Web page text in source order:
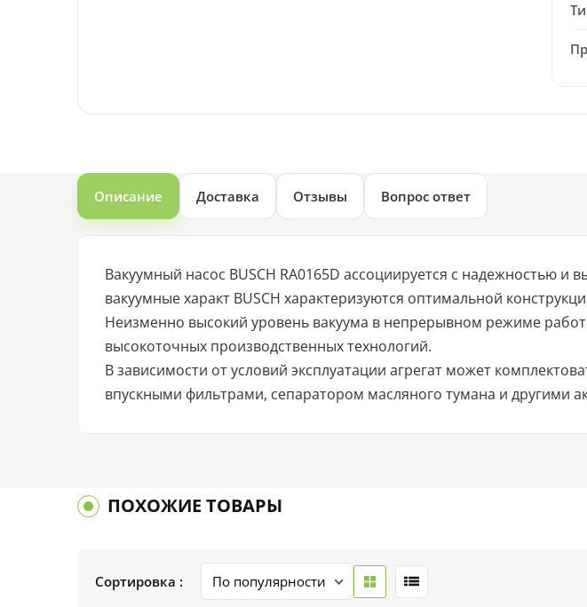
Описание Доставка Отзывы Вопрос ответ
Вакуумный насос BUSCH RA0165D ассоциируется с надежностью
вакуумные характ BUSCH характеризуются оптимальной
Неизменно высокий уровень вакуума в непрерывном режиме
высокоточных производственных технологий.
В зависимости от условий эксплуатации агрегат может
впускными фильтрами, сепаратором масляного тумана и другими
ПОХОЖИЕ ТОВАРЫ
Сортировка :